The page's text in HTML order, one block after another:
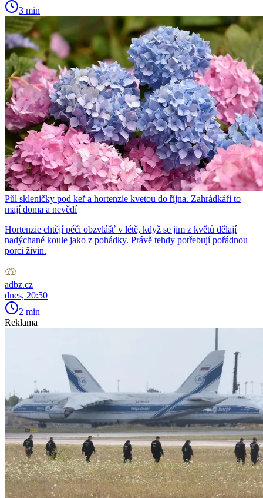
3 min
Půl skleničky pod keř a hortenzie kvetou do října. Zahrádkáři to
mají doma a nevědí
Hortenzie chtějí péči obzvlášť v létě, když se jim z květů dělají
nadýchané koule jako z pohádky. Právě tehdy potřebují pořádnou
porci živin.
adbz.cz
dnes, 20:50
2 min
Reklama